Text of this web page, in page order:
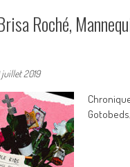
Roché,
juillet 2019